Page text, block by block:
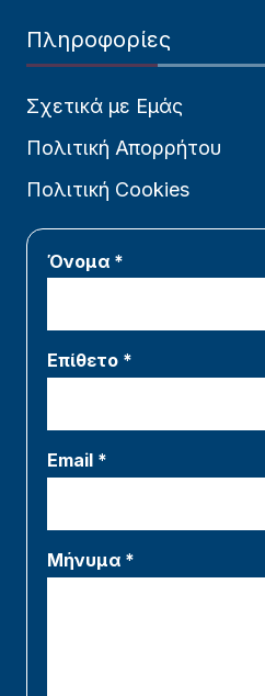
Πληροφορίες
Σχετικά με Εμάς
Πολιτική Απορρήτου
Πολιτική Cookies
Όνομα *
Επίθετο *
Email *
Μήνυμα *